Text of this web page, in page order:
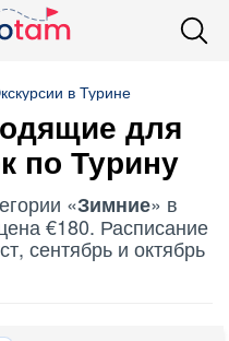
в Турине
для
по Турину
«Зимние» в
€180. Расписание
сентябрь и октябрь